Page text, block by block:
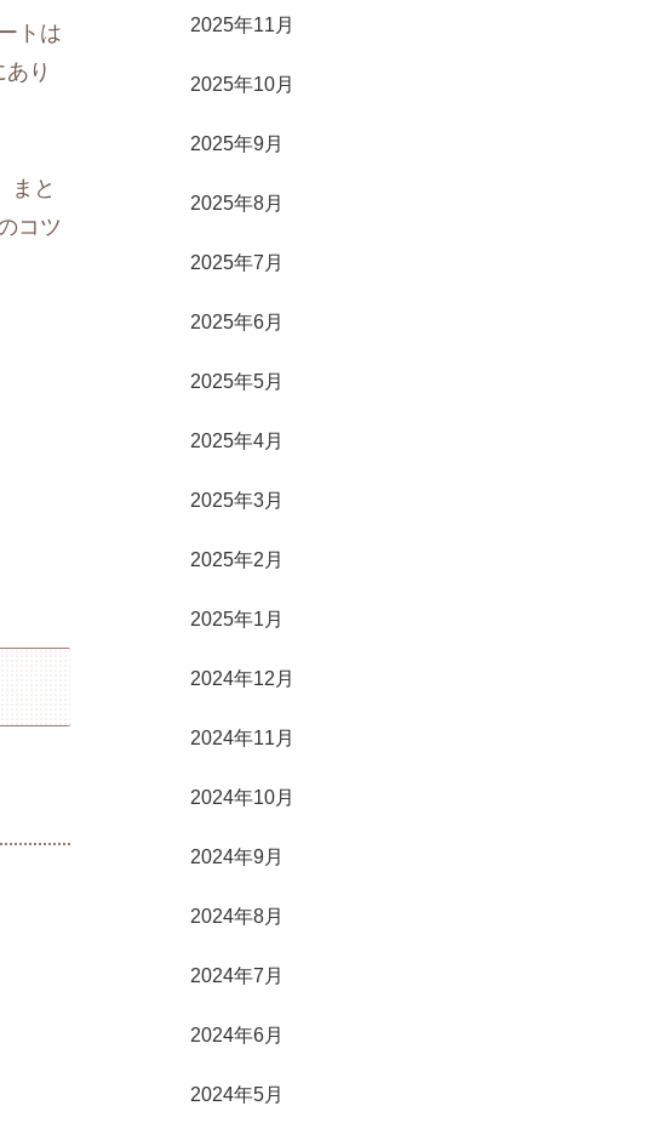
トは
り
まと
コツ
2025年11月
2025年10月
2025年9月
2025年8月
2025年7月
2025年6月
2025年5月
2025年4月
2025年3月
2025年2月
2025年1月
2024年12月
2024年11月
2024年10月
2024年9月
2024年8月
2024年7月
2024年6月
2024年5月